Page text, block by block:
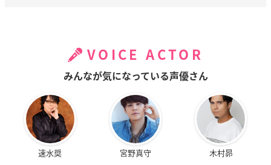
VOICE ACTOR
みんなが気になっている声優さん
速水奨 宮野真守 木村昴